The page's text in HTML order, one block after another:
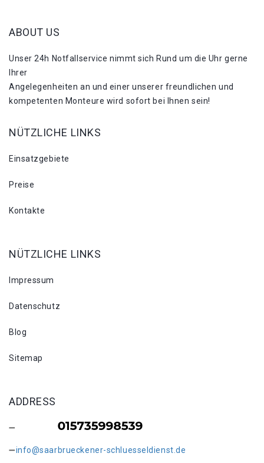
ABOUT US
Unser 24h Notfallservice nimmt sich Rund um die Uhr gerne
Ihrer
Angelegenheiten an und einer unserer freundlichen und
kompetenten Monteure wird sofort bei Ihnen sein!
NÜTZLICHE LINKS
Einsatzgebiete
Preise
Kontakte
NÜTZLICHE LINKS
Impressum
Datenschutz
Blog
Sitemap
ADDRESS
info@saarbrueckener-schluesseldienst.de